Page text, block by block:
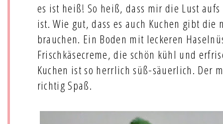
es ist heiß! So heiß, dass mir die Lust
ist. Wie gut, dass es auch Kuchen gibt die
brauchen. Ein Boden mit leckeren
Frischkäsecreme, die schön kühl und
Kuchen ist so herrlich süß-säuerlich. Der
richtig Spaß.